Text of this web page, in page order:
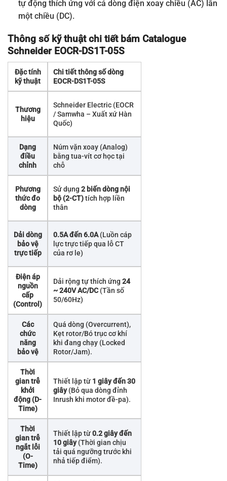
tự động thích ứng với cả dòng điện xoay chiều (AC) lẫn
một chiều (DC).
Thông số kỹ thuật chi tiết bám Catalogue
Schneider EOCR-DS1T-05S
Đặc tính
kỹ thuật
Chi tiết thông số dòng
EOCR-DS1T-05S
Thương
hiệu
Schneider Electric (EOCR
/ Samwha – Xuất xứ Hàn
Quốc)
Dạng
điều
chỉnh
Núm vặn xoay (Analog)
bằng tua-vít cơ học tại
chỗ
Phương
thức đo
dòng
Sử dụng 2 biến dòng nội
bộ (2-CT)tích hợp liền
thân
Dải dòng
bảo vệ
trực tiếp
0.5A đến 6.0A(Luồn cáp
lực trực tiếp qua lỗ CT
của rơ le)
Điện áp
nguồn
cấp
(Control)
Dải rộng tự thích ứng 24
~ 240V AC/DC (Tần số
50/60Hz)
Các
chức
năng
bảo vệ
Quá dòng (Overcurrent),
Kẹt rotor/Bó trục cơ khí
khi đang chạy (Locked
Rotor/Jam).
Thời
gian trễ
khởi
động (D-
Time)
Thiết lập từ 1 giây đến 30
giây(Bỏ qua dòng đỉnh
Inrush khi motor đề-pa).
Thời
gian trễ
ngắt lỗi
(O-
Time)
Thiết lập từ0.2 giây đến
10 giây(Thời gian chịu
tải quá ngưỡng trước khi
nhả tiếp điểm).